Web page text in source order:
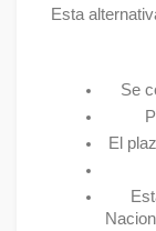
Esta
Se
El